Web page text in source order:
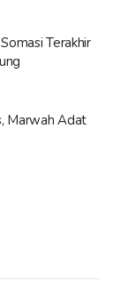
Terakhir
Marwah Adat